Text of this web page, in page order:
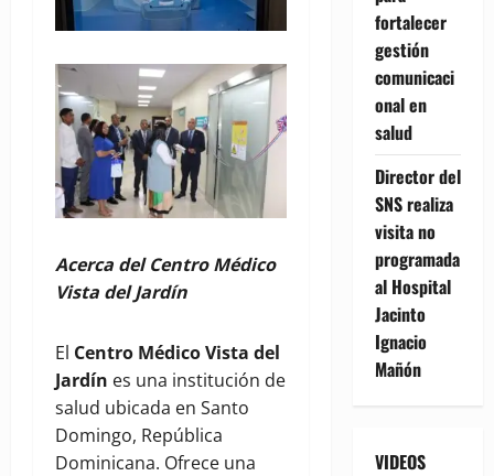
Acerca delCentro Médico
Vista del Jardín
El Centro Médico Vista del
Jardín es una institución de
salud ubicada en Santo
Domingo, República
Dominicana. Ofrece una
fortalecer
gestión
comunicaci
onal en
salud
Director del
SNS realiza
visita no
programada
al Hospital
Jacinto
Ignacio
Mañón
VIDEOS